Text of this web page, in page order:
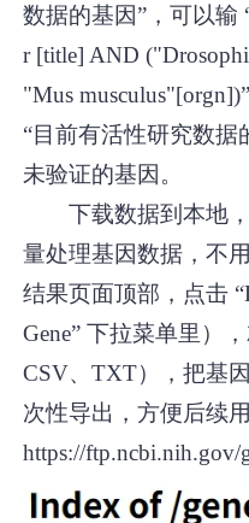
数据的基因”，可以输
r [title] AND
"Mus
“目前有活性研究数据
未验证的基因。
下载数据到本地
量处理基因数据，不
结果页面顶部，点击
Gene” 下拉菜单里）
CSV、TXT），把基
次性导出，方便后续
https://ftp.ncbi.nih.gov/